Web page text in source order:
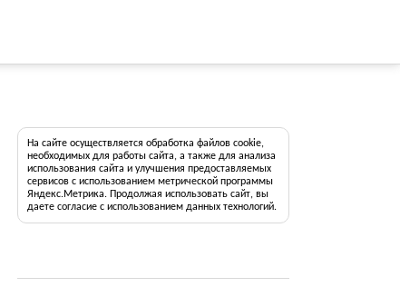
На сайте осуществляется обработка файлов cookie,
необходимых для работы сайта, а также для анализа
использования сайта и улучшения предоставляемых
сервисов с использованием метрической программы
Яндекс.Метрика. Продолжая использовать сайт, вы
даете согласие с использованием данных технологий.